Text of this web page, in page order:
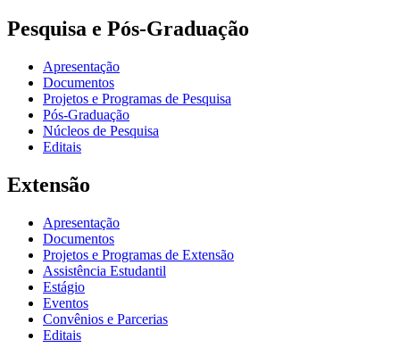
Pesquisa e Pós-Graduação
Apresentação
Documentos
Projetos e Programas de Pesquisa
Pós-Graduação
Núcleos de Pesquisa
Editais
Extensão
Apresentação
Documentos
Projetos e Programas de Extensão
Assistência Estudantil
Estágio
Eventos
Convênios e Parcerias
Editais